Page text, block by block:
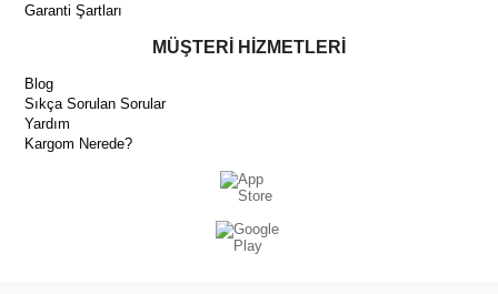
Garanti Şartları
MÜŞTERİ HİZMETLERİ
Blog
Sıkça Sorulan Sorular
Yardım
Kargom Nerede?